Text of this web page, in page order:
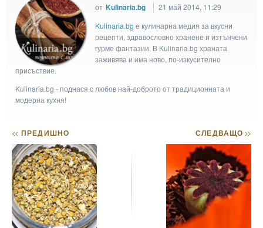
от Kulinaria.bg
21 май 2014, 11:29
Kulinaria.bg e кулинарна медия за вкусни
рецепти, здравословно хранене и изтънчени
гурме фантазии. В Kulinaria.bg храната
заживява и има ново, по-изкусително
присъствие.
Kulinaria.bg - поднася с любов най-доброто от традиционната и
модерна кухня!
<< ПРЕДИШНО СЛЕДВАЩО>>